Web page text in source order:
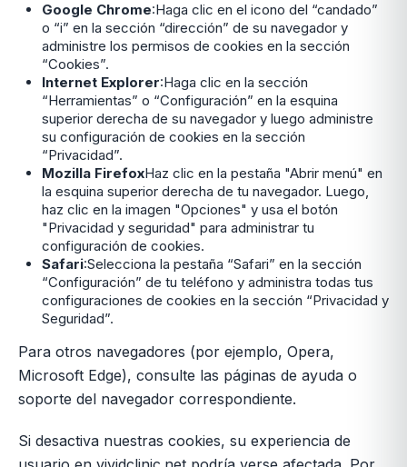
Google Chrome:Haga clic en el icono del “candado”
o “i” en la sección “dirección” de su navegador y
administre los permisos de cookies en la sección
“Cookies”.
Internet Explorer:Haga clic en la sección
“Herramientas” o “Configuración” en la esquina
superior derecha de su navegador y luego administre
su configuración de cookies en la sección
“Privacidad”.
Mozilla FirefoxHaz clic en la pestaña "Abrir menú" en
la esquina superior derecha de tu navegador. Luego,
haz clic en la imagen "Opciones" y usa el botón
"Privacidad y seguridad" para administrar tu
configuración de cookies.
Safari:Selecciona la pestaña “Safari” en la sección
“Configuración” de tu teléfono y administra todas tus
configuraciones de cookies en la sección “Privacidad y
Seguridad”.
Para otros navegadores (por ejemplo, Opera,
Microsoft Edge), consulte las páginas de ayuda o
soporte del navegador correspondiente.
Si desactiva nuestras cookies, su experiencia de